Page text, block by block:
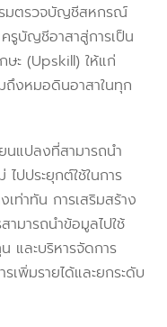
รมตรวจบัญชีสหกรณ์
รูบัญชีอาสาสู่การเป็น
ะ (Upskill) ให้แก่
ถึงหมอดินอาสาในทุก
นแปลงที่สามารถนำ
ปประยุกต์ใช้ในการ
ท่าทัน การเสริมสร้าง
มารถนำข้อมูลไปใช้
และบริหารจัดการ
เพิ่มรายได้และยกระดับ